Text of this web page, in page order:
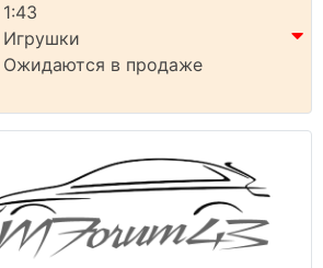
1:43
Игрушки
Ожидаются в продаже